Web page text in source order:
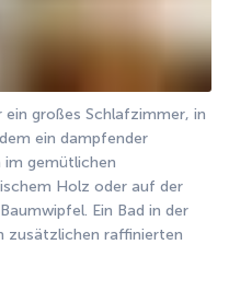
großes Schlafzimmer, in
ein dampfender
im gemütlichen
Holz oder auf der
Ein Bad in der
zusätzlichen raffinierten